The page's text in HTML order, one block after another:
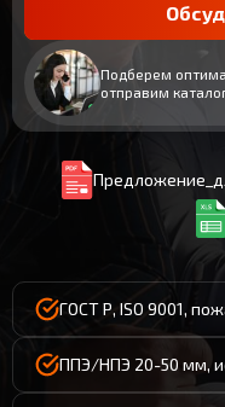
Подберем
отправим
ГОСТ Р, ISO 9001,
ППЭ/НПЭ 20-50 мм,